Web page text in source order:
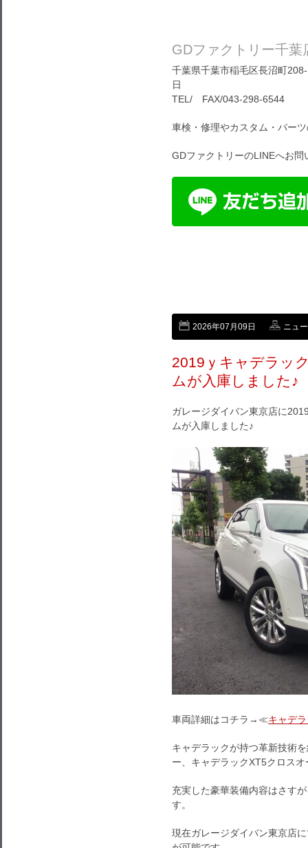
GDファクトリー千葉
千葉県千葉市稲毛区長沼町
日
TEL/ FAX/043-298-6544
車検・修理やカスタム・パー
GDファクトリーのLINEへお問
2026年07月09日 ニュ
2019ｙキャデラッ
ムが入庫しました♪
ガレージダイバン東京店に
ムが入庫しました♪
車両詳細はコチラ→≪キャデ
キャデラックが持つ革新技術
ー、キャデラックXT5クロスオ
充実した豪華装備内容はさす
す。
現在ガレージダイバン東京店